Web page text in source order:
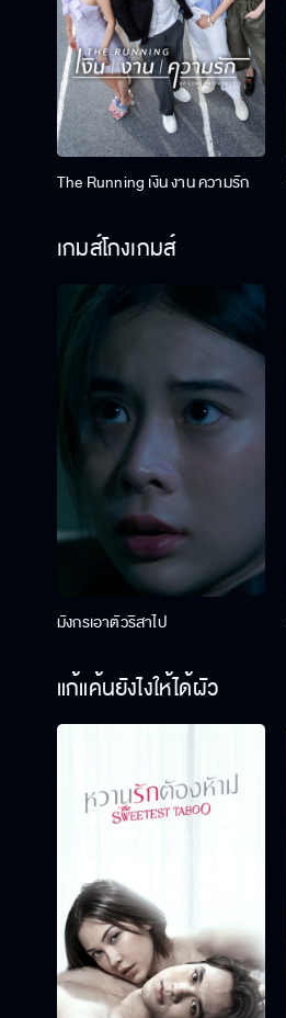
The Running เงิน งาน ความรัก
เกมส์โกงเกมส์
มังกรเอาตัวริสาไป
แก้แค้นยังไงให้ได้ผัว